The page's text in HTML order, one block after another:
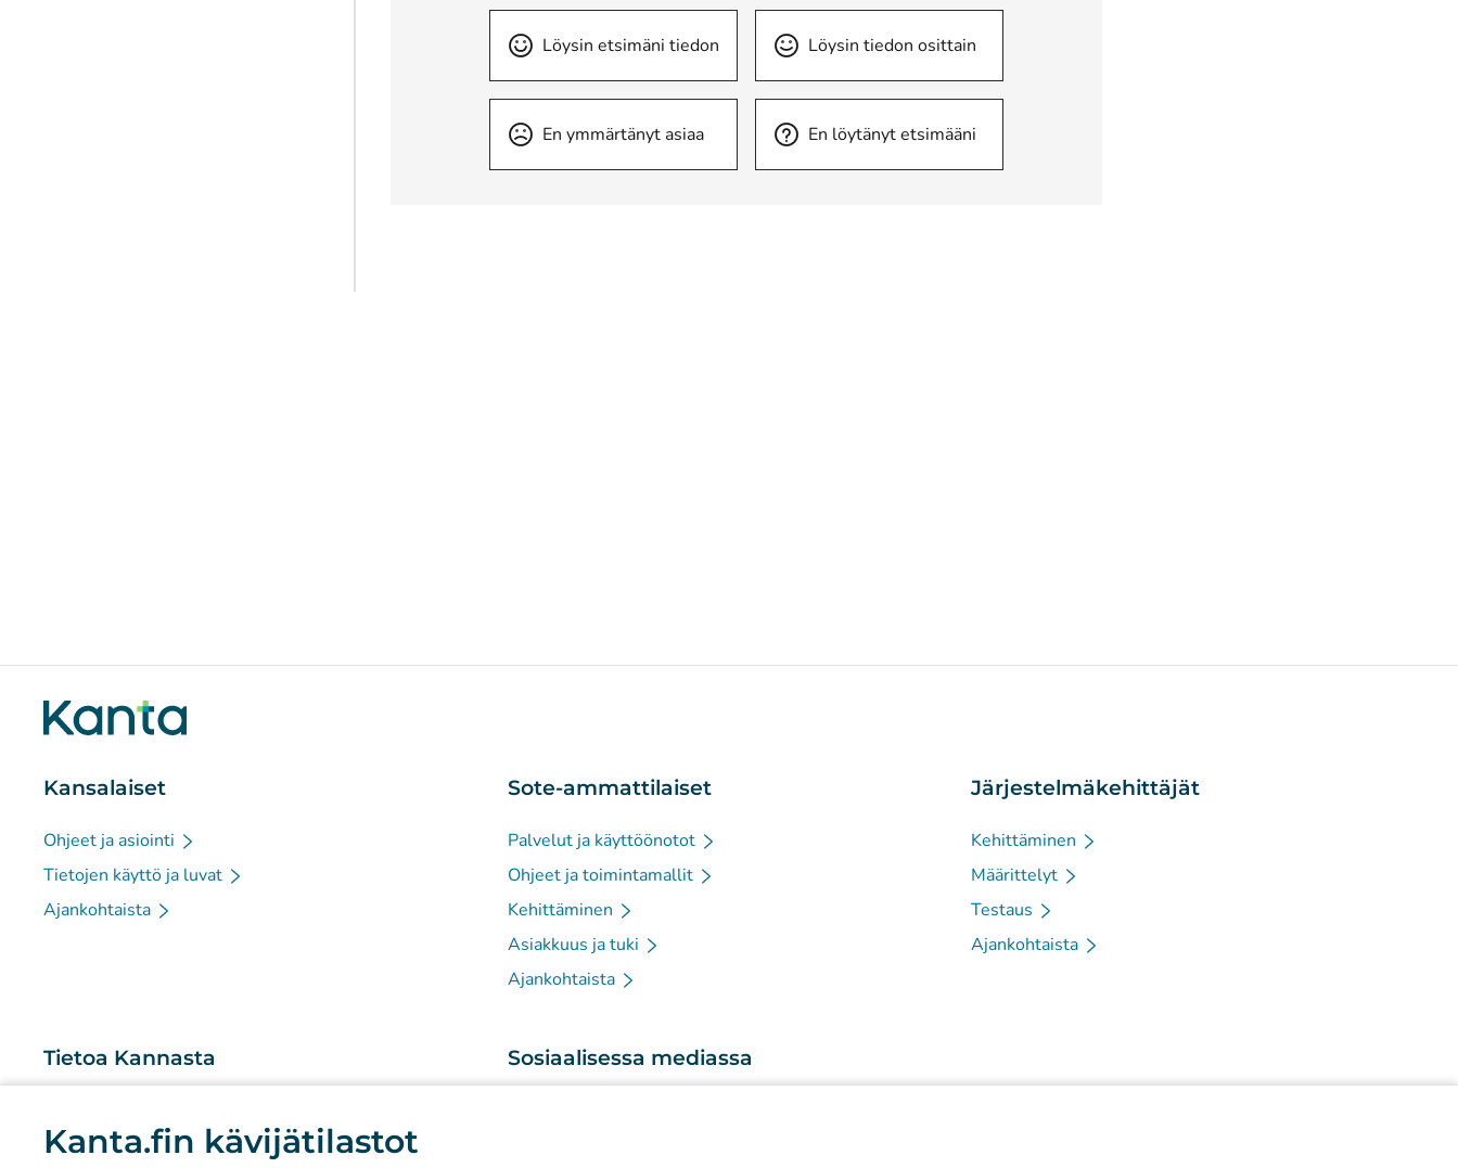
Kanta.fin kävijätilastot
Löysin etsimäni tiedon Löysin tiedon osittain
En ymmärtänyt asiaa En löytänyt etsimääni
Kansalaiset
Ohjeet ja asiointi
Tietojen käyttö ja luvat
Ajankohtaista
Sote-ammattilaiset
Palvelut ja käyttöönotot
Ohjeet ja toimintamallit
Kehittäminen
Asiakkuus ja tuki
Ajankohtaista
Järjestelmäkehittäjät
Kehittäminen
Määrittelyt
Testaus
Ajankohtaista
Tietoa Kannasta
Tutkimus ja tiedolla johtaminen
Sosiaalisessa mediassa